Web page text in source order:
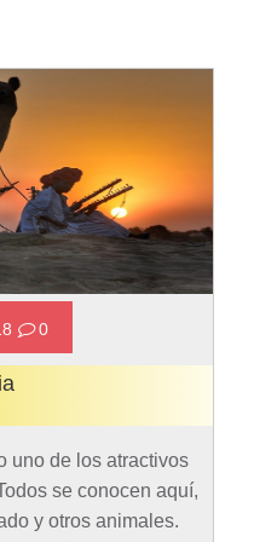
0
uno de los atractivos
se conocen aquí,
y otros animales.